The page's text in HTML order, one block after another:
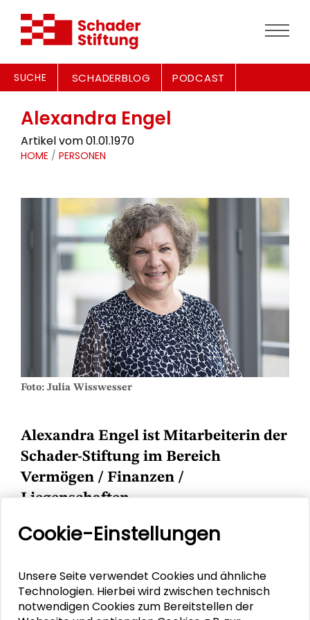
SUCHE SCHADERBLOG PODCAST
Alexandra Engel
Artikel vom 01.01.1970
HOME / PERSONEN
Foto: Julia Wisswesser
Alexandra Engel ist Mitarbeiterin der
Schader-Stiftung im Bereich
Vermögen / Finanzen /
Liegenschaften.
Kontakt
Tel.:0 61 51/17 59-29
Cookie-Einstellungen
Unsere Seite verwendet Cookies und ähnliche
Technologien. Hierbei wird zwischen technisch
notwendigen Cookies zum Bereitstellen der